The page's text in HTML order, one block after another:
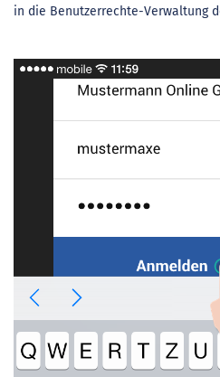
in die Benutzerrechte-Verwaltung